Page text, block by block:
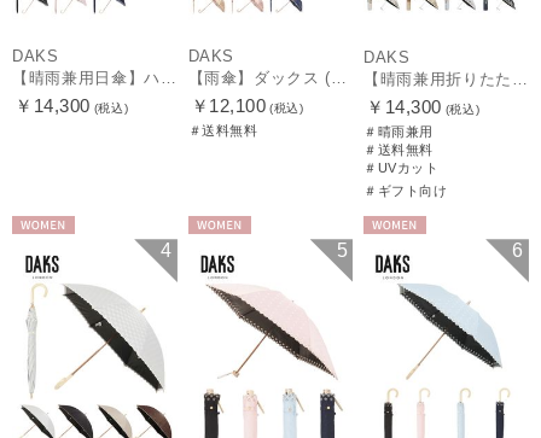
DAKS
【晴雨兼用日傘】ハウスチェック×オーガンジーレース 遮光率99.99％以上 UV99%以上 軽量 日本製
￥14,300 (税込)
DAKS
【雨傘】ダックス (DAKS) ダックスベア サテン
￥12,100 (税込)
＃送料無料
DAKS
【晴雨兼用折りたたみ日傘】ダックス（DAKS）街並み 遮光100％ UV100％ 軽量 日本製
￥14,300 (税込)
＃晴雨兼用
＃送料無料
＃UVカット
＃ギフト向け
4 5 6